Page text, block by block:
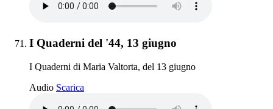
Elemento 71:
I Quaderni del '44, 13 giugno
I Quaderni di Maria Valtorta, del 13 giugno
Audio Scarica